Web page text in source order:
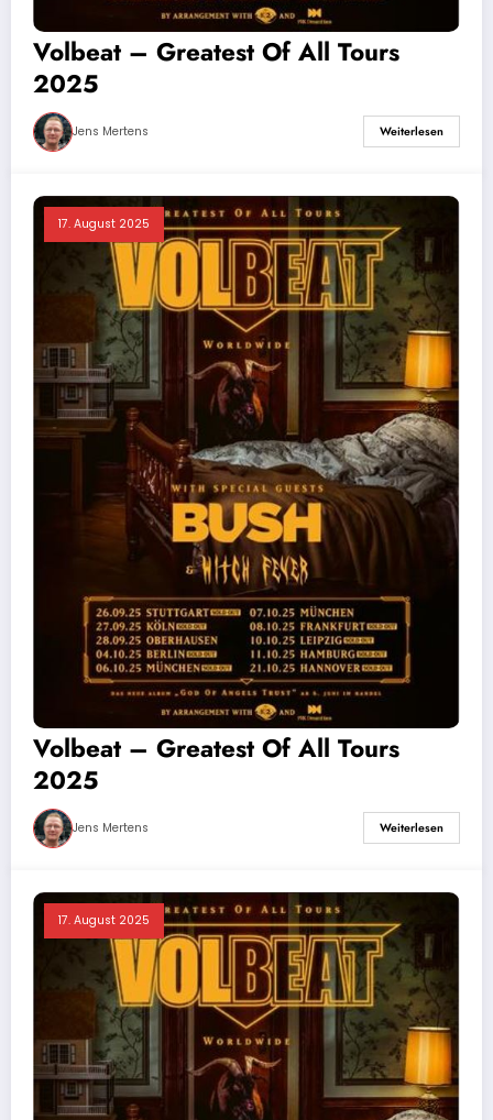
Volbeat – Greatest Of All Tours
2025
Jens Mertens Weiterlesen
17. August 2025
Volbeat – Greatest Of All Tours
2025
Jens Mertens Weiterlesen
17. August 2025